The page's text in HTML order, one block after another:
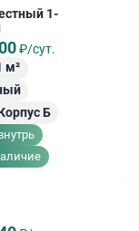
1-
₽/сут.
м²
Б